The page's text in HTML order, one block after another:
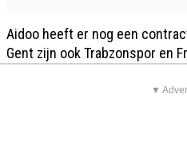
Aidoo heeft er nog een
Gent zijn ook Trabzonspor en
▼